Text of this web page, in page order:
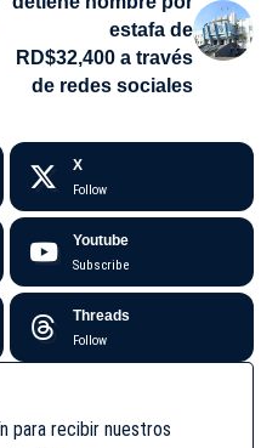
estafa de
RD$32,400 a través
de redes sociales
X
Follow
Youtube
Subscribe
Threads
Follow
para recibir nuestros